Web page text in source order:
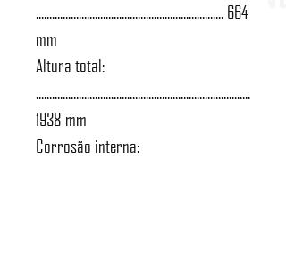
...................................................................... 664
mm
Altura total:
................................................................................
1938 mm
Corrosão interna: